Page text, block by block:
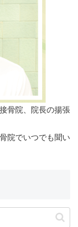
骨院、院長の揚張
院でいつでも聞い